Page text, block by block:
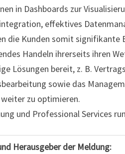
in Dashboards zur
effektives
die Kunden somit signifikante
Handeln ihrerseits ihren
Lösungen bereit, z. B.
sowie das
zu optimieren.
und Professional Services
Herausgeber der Meldung: